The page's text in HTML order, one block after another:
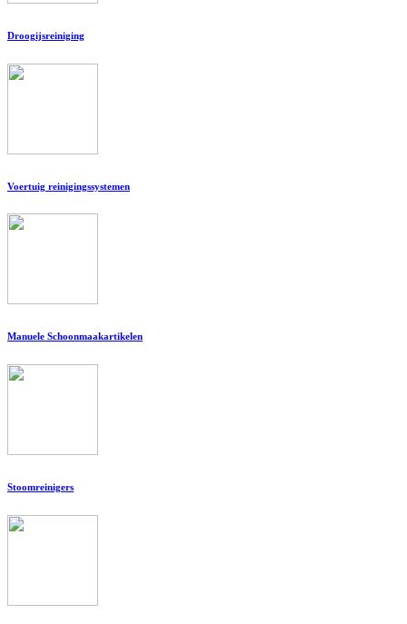
Droogijsreiniging
Voertuig reinigingssystemen
Manuele Schoonmaakartikelen
Stoomreinigers